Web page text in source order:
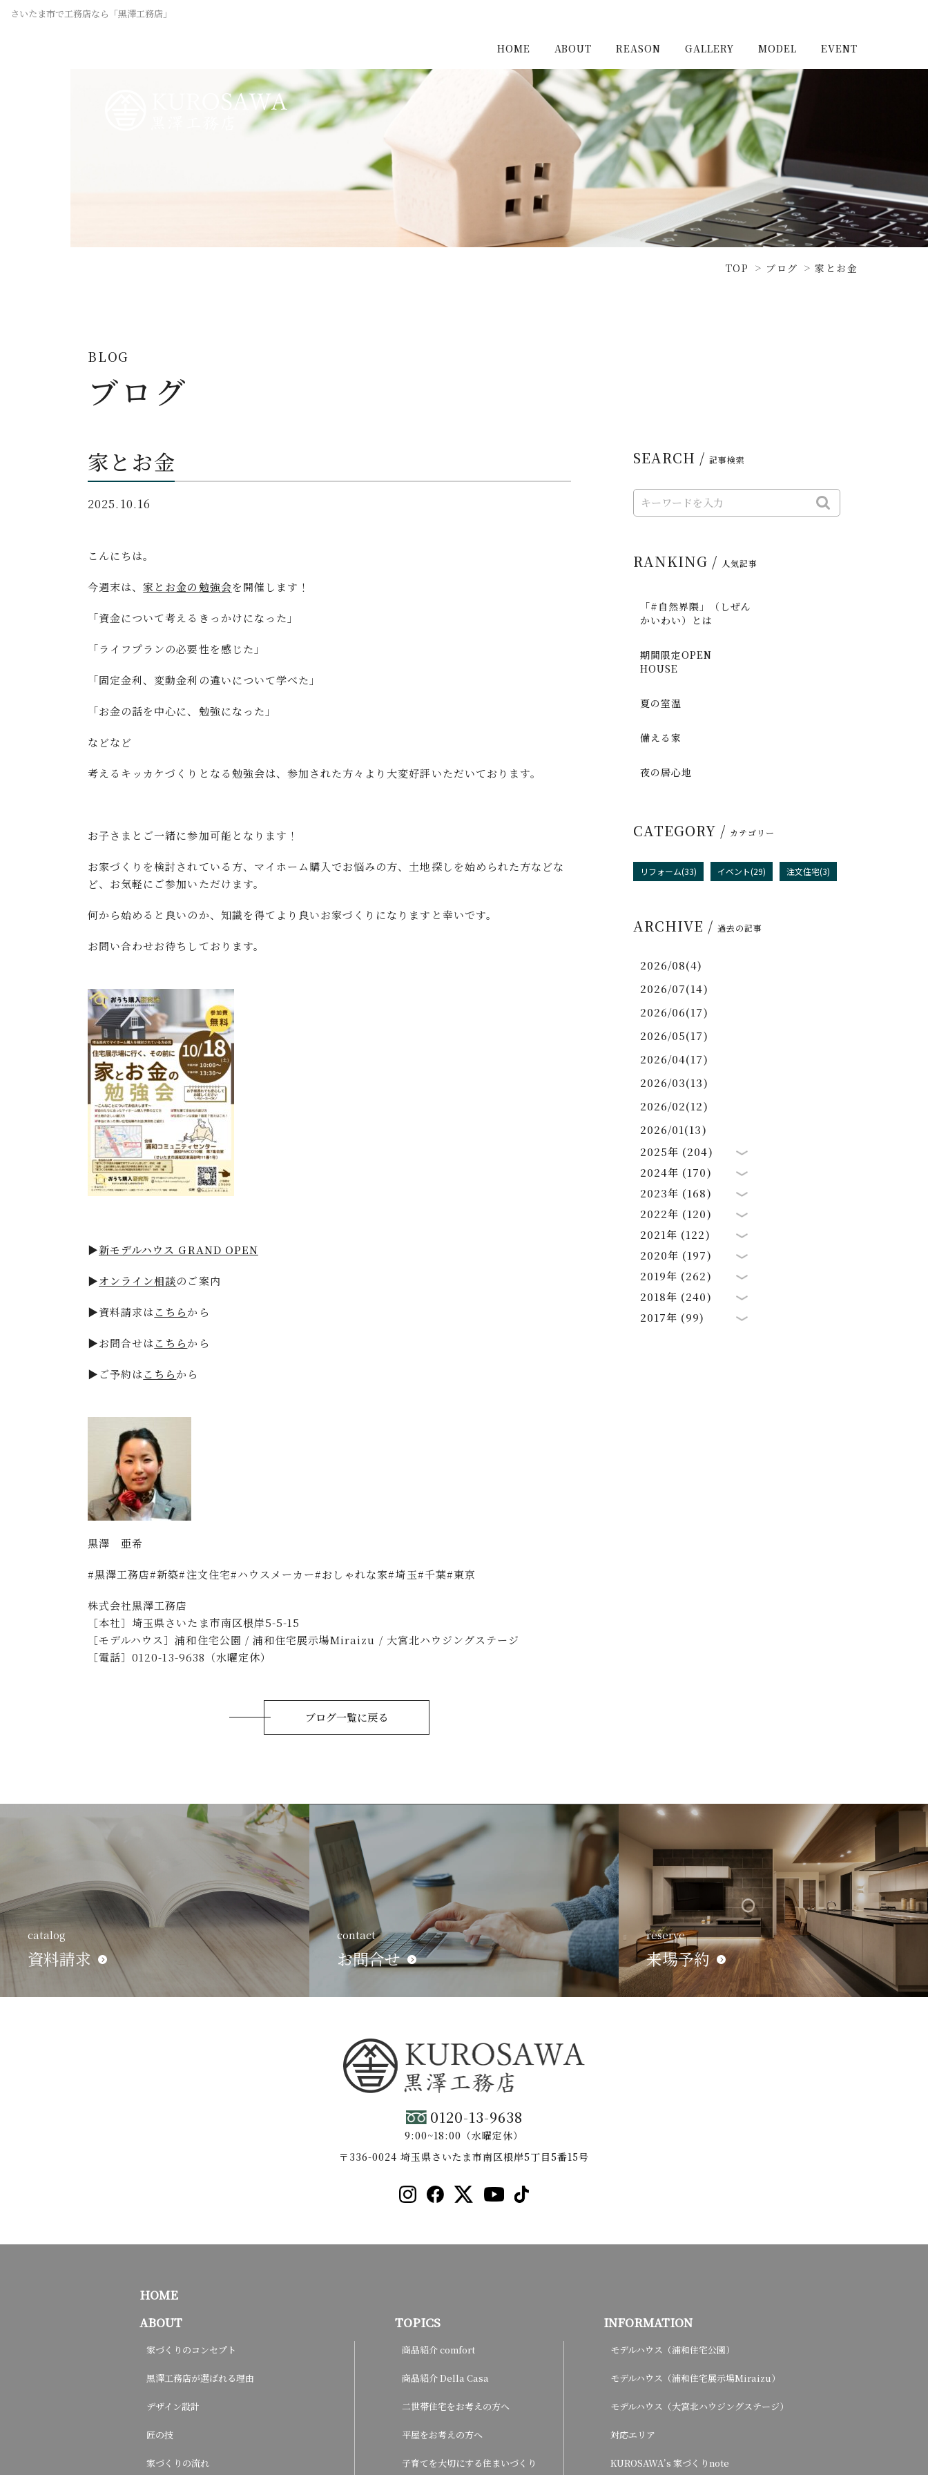
さいたま市で工務店なら「黒澤工務店」
HOME ABOUT REASON GALLERY
施工実例（新築）
施工実例（リノベーショ
ン）
MODEL
浦和住宅公園
浦和住宅展示場Miraizu
大宮北ハウジングステージ
EVENT
TOP ブログ 家とお金
BLOG
ブログ
家とお金
2025.10.16
こんにちは。
今週末は、家とお金の勉強会を開催します！
「資金について考えるきっかけになった」
「ライフプランの必要性を感じた」
「固定金利、変動金利の違いについて学べた」
「お金の話を中心に、勉強になった」
などなど
考えるキッカケづくりとなる勉強会は、参加された方々より大変好評いただいております。
お子さまとご一緒に参加可能となります！
お家づくりを検討されている方、マイホーム購入でお悩みの方、土地探しを始められた方などな
ど、お気軽にご参加いただけます。
何から始めると良いのか、知識を得てより良いお家づくりになりますと幸いです。
お問い合わせお待ちしております。
▶新モデルハウス GRAND OPEN
▶オンライン相談のご案内
▶資料請求はこちらから
▶お問合せはこちらから
▶ご予約はこちらから
黒澤 亜希
#黒澤工務店#新築#注文住宅#ハウスメーカー#おしゃれな家#埼玉#千葉#東京
株式会社黒澤工務店
［本社］埼玉県さいたま市南区根岸5-5-15
［モデルハウス］浦和住宅公園 / 浦和住宅展示場Miraizu / 大宮北ハウジングステージ
［電話］0120-13-9638（水曜定休）
ブログ一覧に戻る
SEARCH / 記事検索
RANKING / 人気記事
「#自然界隈」（しぜん
かいわい）とは
期間限定OPEN
HOUSE
夏の室温
備える家
夜の居心地
CATEGORY / カテゴリー
リフォーム(33) イベント(29) 注文住宅(3)
ARCHIVE / 過去の記事
2026/08(4)
2026/07(14)
2026/06(17)
2026/05(17)
2026/04(17)
2026/03(13)
2026/02(12)
2026/01(13)
2025年 (204)
2024年 (170)
2023年 (168)
2022年 (120)
2021年 (122)
2020年 (197)
2019年 (262)
2018年 (240)
2017年 (99)
catalog
資料請求
contact
お問合せ
reserve
来場予約
0120-13-9638
9:00~18:00（水曜定休）
〒336-0024 埼玉県さいたま市南区根岸5丁目5番15号
HOME
ABOUT
家づくりのコンセプト
黒澤工務店が選ばれる理由
デザイン設計
匠の技
家づくりの流れ
TOPICS
商品紹介 comfort
商品紹介 Della Casa
二世帯住宅をお考えの方へ
平屋をお考えの方へ
子育てを大切にする住まいづくり
INFORMATION
モデルハウス（浦和住宅公園）
モデルハウス（浦和住宅展示場Miraizu）
モデルハウス（大宮北ハウジングステージ）
対応エリア
KUROSAWA’s 家づくりnote